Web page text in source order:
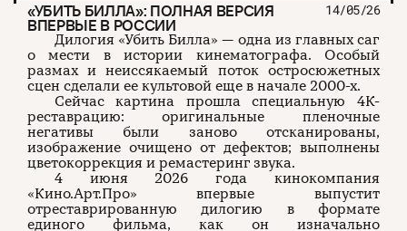
«УБИТЬ БИЛЛА»: ПОЛНАЯ ВЕРСИЯ
ВПЕРВЫЕ В РОССИИ
14/05/26
Дилогия «Убить Билла» — одна из главных саг
о мести в истории кинематографа. Особый
размах и неиссякаемый поток остросюжетных
сцен сделали ее культовой еще в начале 2000-х.
Сейчас картина прошла специальную 4К-
реставрацию: оригинальные пленочные
негативы были заново отсканированы,
изображение очищено от дефектов; выполнены
цветокоррекция и ремастеринг звука.
4 июня 2026 года кинокомпания
«Кино.Арт.Про» впервые выпустит
отреставрированную дилогию в формате
единого фильма, как он изначально